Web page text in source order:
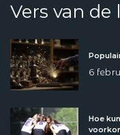
Vers van de
6
Hoe